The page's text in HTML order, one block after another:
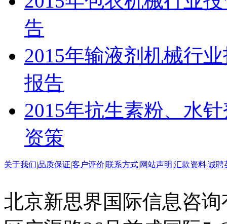
告
2015年输液剂机械行
报告
2015年抗生素粉、水
资策
关于我们|品质保证|客户评价|联系方式|网站声明|汇款资料|诚聘
北京新思界国际信息咨